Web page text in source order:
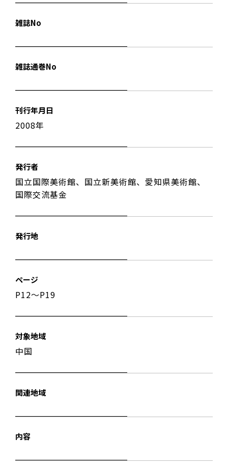
雑誌No
雑誌通巻No
刊行年月日
2008年
発行者
国立国際美術館、国立新美術館、愛知県美術館、
国際交流基金
発行地
ページ
P12〜P19
対象地域
中国
関連地域
内容